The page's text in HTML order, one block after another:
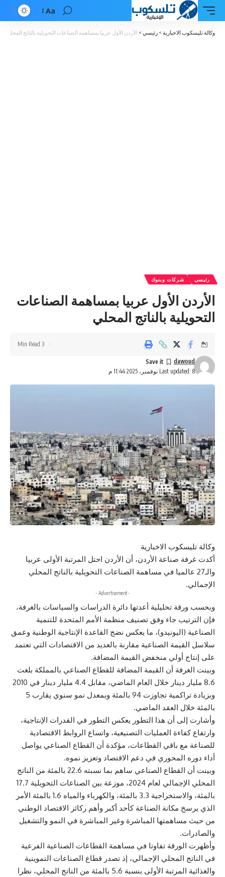
Font
Resizer
Aa
وكالة تليسكوب الاخبارية > رئيسي > الأردن الأول عربيا بمساهمة الصناعات التحويلية بالناتج المحلي
رئيسي شركات وبنوك
الأردن الأول عربيا بمساهمة الصناعات
التحويلية بالناتج المحلي
Last updated: 8 نوفمبر، 2025 11:44 م
dawoud
3 Min Read
وكالة تليسكوب الاخبارية
أكدت غرفة صناعة الأردن، أن الأردن احتل المرتبة الأولى عربيا
والـ27 عالميا في مساهمة الصناعات التحويلية بالناتج المحلي
الإجمالي.
- Advertisement -
وبحسب ورقة تحليلية أعدتها دائرة الدراسات والسياسات بالغرفة،
فإن الترتيب جاء وفق تصنيف منظمة الأمم المتحدة للتنمية
الصناعية (اليونيدو)، ما يعكس نضج القاعدة الإنتاجية الوطنية وعمق
سلاسل القيمة الصناعية مقارنة بالعديد من الاقتصادات التي تعتمد
على إنتاج أولي منخفض القيمة المضافة.
وبينت الغرفة أن القيمة المضافة للقطاع الصناعي بالمملكة بلغت
8.6 مليار دينار خلال العام الماضي، مقابل 4.4 مليار دينار في 2010
وبزيادة تراكمية تجاوزت 94 بالمئة وبمعدل نمو سنوي يقارب 5
بالمئة خلال العقد الماضي.
وأشارت إلى أن هذا التطور يعكس التطور في القدرات الإنتاجية،
وارتفاع كفاءة العمليات التصنيعية، واتساع الروابط الاقتصادية
للصناعة مع باقي القطاعات، مؤكدة أن القطاع الصناعي يواصل
أداء دوره المحوري في دعم الاقتصاد وتعزيز نموه.
وبينت أن القطاع الصناعي ساهم بما نسبته 22.6 بالمئة من الناتج
المحلي الإجمالي لعام 2024، موزعة بين الصناعات التحويلية 17.7
بالمئة، والاستخراجية 3.3 بالمئة، والكهرباء والمياه 1.6 بالمئة الأمر
الذي يرسخ مكانة الصناعة كأحد أكبر وأهم ركائز الاقتصاد الوطني
من حيث مساهمتها المباشرة وغير المباشرة في النمو والتشغيل
والصادرات.
وأظهرت الورقة تفاوتا في مساهمة القطاعات الصناعية الفرعية
في الناتج المحلي الإجمالي، إذ تصدر قطاع الصناعات التموينية
والغذائية المرتبة الأولى بنسبة 5.6 بالمئة من الناتج المحلي، نظرا